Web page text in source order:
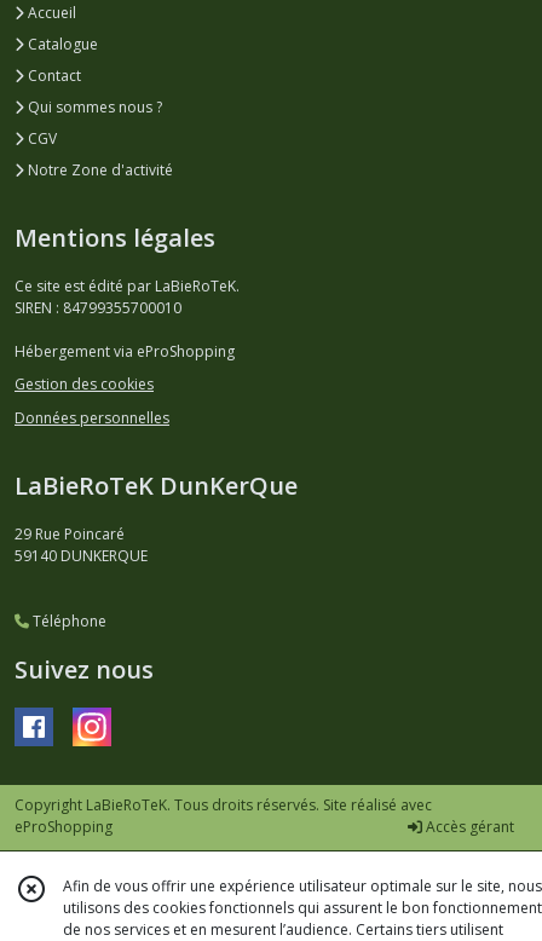
Accueil
Catalogue
Contact
Qui sommes nous ?
CGV
Notre Zone d'activité
Mentions légales
Ce site est édité par LaBieRoTeK.
SIREN : 84799355700010
Hébergement via eProShopping
Gestion des cookies
Données personnelles
LaBieRoTeK DunKerQue
29 Rue Poincaré
59140 DUNKERQUE
Téléphone
Suivez nous
Copyright LaBieRoTeK. Tous droits réservés. Site réalisé avec
eProShopping
Accès gérant
Afin de vous offrir une expérience utilisateur optimale sur le site, nous
utilisons des cookies fonctionnels qui assurent le bon fonctionnement
de nos services et en mesurent l’audience. Certains tiers utilisent